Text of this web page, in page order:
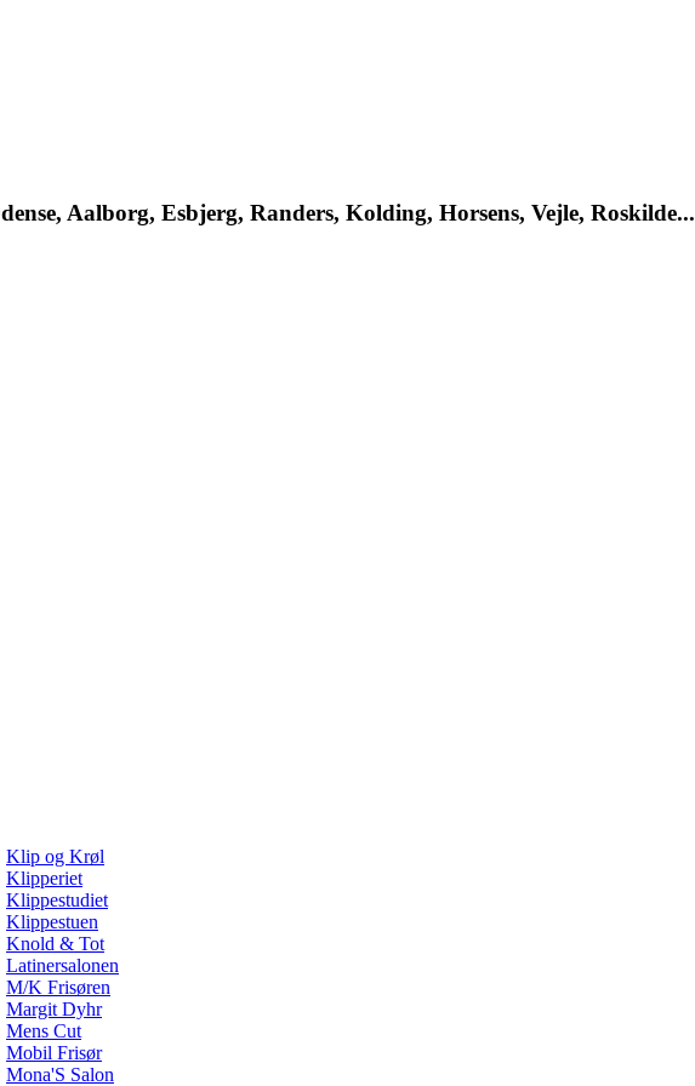
Aalborg, Esbjerg, Randers, Kolding, Horsens, Vejle, Roskilde...
Klip og Krøl
Klipperiet
Klippestudiet
Klippestuen
Knold & Tot
Latinersalonen
M/K Frisøren
Margit Dyhr
Mens Cut
Mobil Frisør
Mona'S Salon